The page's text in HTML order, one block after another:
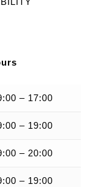
– 17:00
– 19:00
– 20:00
– 19:00